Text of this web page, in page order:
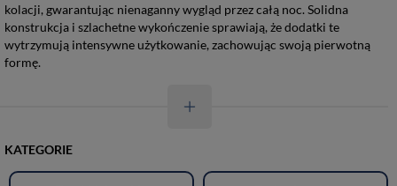
kolacji, gwarantując nienaganny wygląd przez całą noc. Solidna
konstrukcja i szlachetne wykończenie sprawiają, że dodatki te
wytrzymują intensywne użytkowanie, zachowując swoją pierwotną
formę.
KATEGORIE